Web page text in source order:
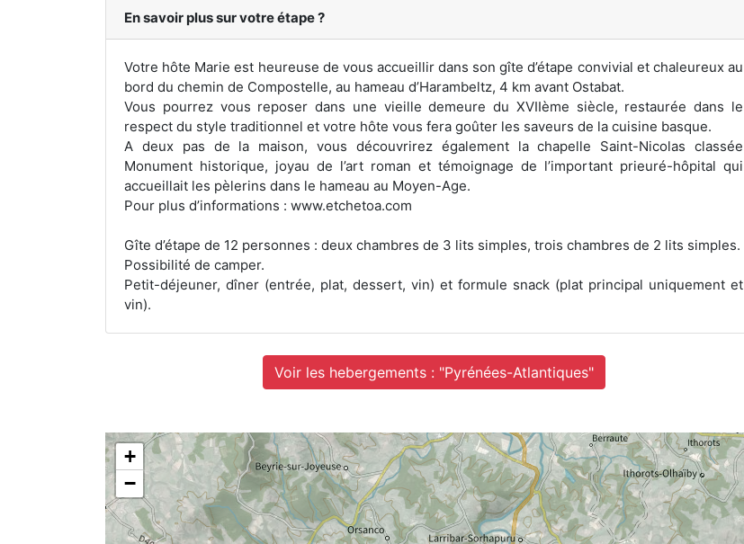
En savoir plus sur votre étape ?
Votre hôte Marie est heureuse de vous accueillir dans son gîte d’étape convivial et chaleureux au
bord du chemin de Compostelle, au hameau d’Harambeltz, 4 km avant Ostabat.
Vous pourrez vous reposer dans une vieille demeure du XVIIème siècle, restaurée dans le
respect du style traditionnel et votre hôte vous fera goûter les saveurs de la cuisine basque.
A deux pas de la maison, vous découvrirez également la chapelle Saint-Nicolas classée
Monument historique, joyau de l’art roman et témoignage de l’important prieuré-hôpital qui
accueillait les pèlerins dans le hameau au Moyen-Age.
Pour plus d’informations : www.etchetoa.com
Gîte d’étape de 12 personnes : deux chambres de 3 lits simples, trois chambres de 2 lits simples.
Possibilité de camper.
Petit-déjeuner, dîner (entrée, plat, dessert, vin) et formule snack (plat principal uniquement et
vin).
Voir les hebergements : "Pyrénées-Atlantiques"
+
−